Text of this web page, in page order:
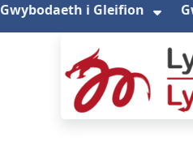
Gwybodaeth i Gleifion